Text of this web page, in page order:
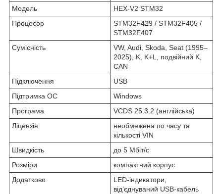
Модель
HEX-V2 STM32
Процесор
STM32F429 / STM32F405 /
STM32F407
Сумісність
VW, Audi, Skoda, Seat (1995–
2025), K, K+L, подвійний K,
CAN
Підключення
USB
Підтримка ОС
Windows
Програма
VCDS 25.3.2 (англійська)
Ліцензія
необмежена по часу та
кількості VIN
Швидкість
до 5 Мбіт/с
Розміри
компактний корпус
Додатково
LED-індикатори,
від’єднуваний USB-кабель